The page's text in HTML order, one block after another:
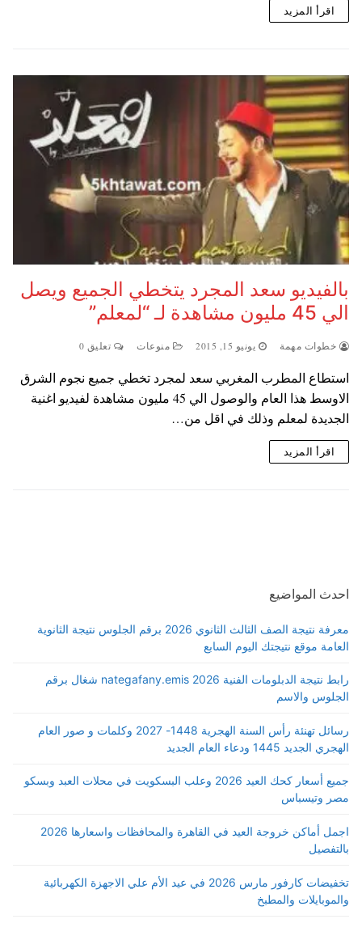
اقرأ المزيد
بالفيديو سعد المجرد يتخطي الجميع ويصل
الي 45 مليون مشاهدة لـ “لمعلم”
خطوات مهمة يونيو 15, 2015 منوعات تعليق 0
استطاع المطرب المغربي سعد لمجرد تخطي جميع نجوم الشرق
الاوسط هذا العام والوصول الي 45 مليون مشاهدة لفيديو اغنية
الجديدة لمعلم وذلك في اقل من…
اقرأ المزيد
احدث المواضيع
معرفة نتيجة الصف الثالث الثانوي 2026 برقم الجلوس نتيجة الثانوية
العامة موقع نتيجتك اليوم السابع
رابط نتيجة الدبلومات الفنية 2026 nategafany.emis شغال برقم
الجلوس والاسم
رسائل تهنئة رأس السنة الهجرية 1448- 2027 وكلمات و صور العام
الهجري الجديد 1445 ودعاء العام الجديد
جميع أسعار كحك العيد 2026 وعلب البسكويت في محلات العبد وبسكو
مصر وتيسباس
اجمل أماكن خروجة العيد في القاهرة والمحافظات واسعارها 2026
بالتفصيل
تخفيضات كارفور مارس 2026 في عيد الأم علي الاجهزة الكهربائية
والموبايلات والمطبخ